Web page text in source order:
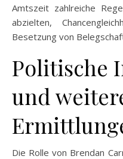
Amtszeit zahlreiche
abzielten,
Besetzung von
Politische
und
Die Rolle von Brendan